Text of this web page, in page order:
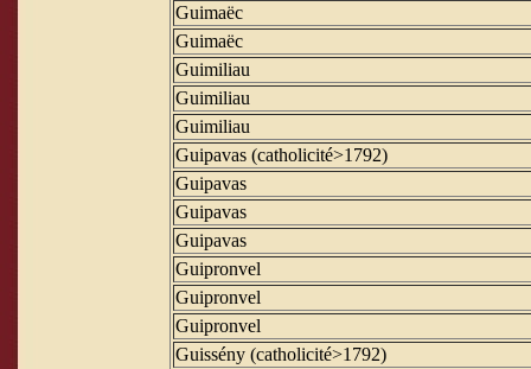
Guimaëc
Guimaëc
Guimiliau
Guimiliau
Guimiliau
Guipavas (catholicité>1792)
Guipavas
Guipavas
Guipavas
Guipronvel
Guipronvel
Guipronvel
Guissény (catholicité>1792)